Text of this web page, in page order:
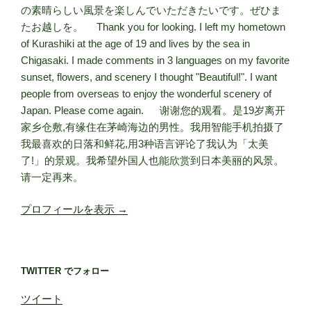
の素晴らしい風景を楽しんでいただきたいです。ぜひま
たお越しを。 Thank you for looking. I left my hometown
of Kurashiki at the age of 19 and lives by the sea in
Chigasaki. I made comments in 3 languages on my favorite
sunset, flowers, and scenery I thought "Beautiful!". I want
people from overseas to enjoy the wonderful scenery of
Japan. Please come again. 谢谢您的观看。是19岁离开
家乡仓敷,有缘住在茅崎海边的男性。我用智能手机拍摄了
我最喜欢的日落和鲜花,用3种语言评论了我认为「太美
了!」的景观。我希望外国人也能欣赏到日本美丽的风景。
请一定再来。
プロフィールを表示 →
TWITTER でフォロー
ツイート